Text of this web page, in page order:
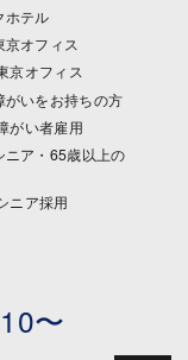
ホテル
オフィス
オフィス
がいをお持ちの方
い者雇用
ニア・65歳以上の
ア採用
〜